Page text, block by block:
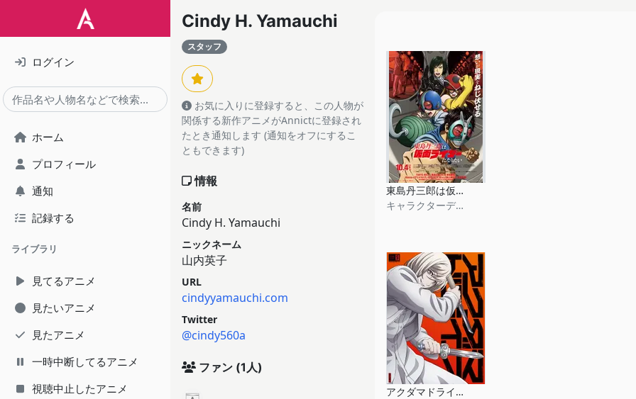
ログイン
ホーム
プロフィール
通知
記録する
ライブラリ
見てるアニメ
見たいアニメ
見たアニメ
一時中断してるアニメ
視聴中止したアニメ
Cindy H. Yamauchi
スタッフ
お気に入りに登録すると、この人物が
関係する新作アニメがAnnictに登録され
たとき通知します (通知をオフにするこ
ともできます)
情報
名前
Cindy H. Yamauchi
ニックネーム
山内英子
URL
cindyyamauchi.com
Twitter
@cindy560a
ファン (1人)
東島丹三郎は仮面ライダーになりたい
キャラクターデザイン
アクダマドライブ第6巻映像特典#12ディレクターズカット「カンゼンバン」